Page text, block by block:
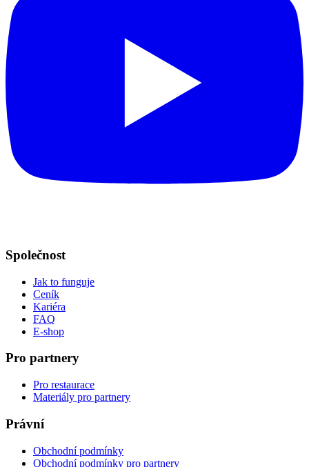
Společnost
Jak to funguje
Ceník
Kariéra
FAQ
E-shop
Pro partnery
Pro restaurace
Materiály pro partnery
Právní
Obchodní podmínky
Obchodní podmínky pro partnery